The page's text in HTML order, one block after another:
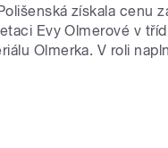
získala cenu
Evy Olmerové v
Olmerka. V roli